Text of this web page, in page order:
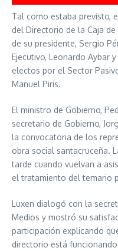
Tal como estaba previsto,
del Directorio de la Caja
de su presidente, Sergio
Ejecutivo, Leonardo Aybar
electos por el Sector
Manuel Piris.
El ministro de Gobierno,
secretario de Gobierno,
la convocatoria de los
obra social santacruceña.
tarde cuando vuelvan a
el tratamiento del temario
Luxen dialogó con la
Medios y mostró su
participación explicando
directorio está